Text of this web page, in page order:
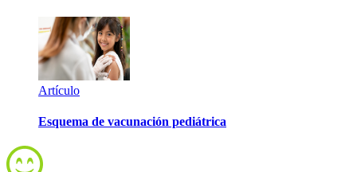
Artículo
Esquema de vacunación pediátrica